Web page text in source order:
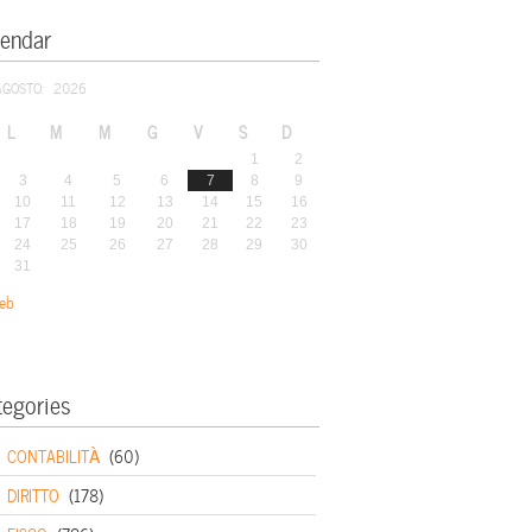
2026
L M M G V S D
1
2
3
4 5 6 7 8
9
10
11 12 13 14 15
16
17
18 19 20 21 22
23
24
25 26 27 28 29
30
31
CONTABILITÀ (60)
DIRITTO (178)